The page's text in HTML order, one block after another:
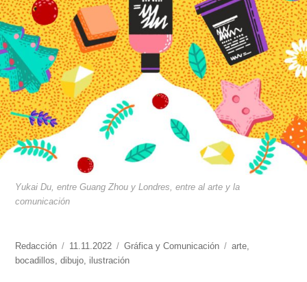
Yukai Du, entre Guang Zhou y Londres, entre al arte y la
comunicación
https://www.experimenta.es/author/redaccion/
Redacción
Publicado
el
11.11.2022 Categorías
Gráfica y Comunicación Etiquetas
arte
bocadillos ,dibujo ilustración